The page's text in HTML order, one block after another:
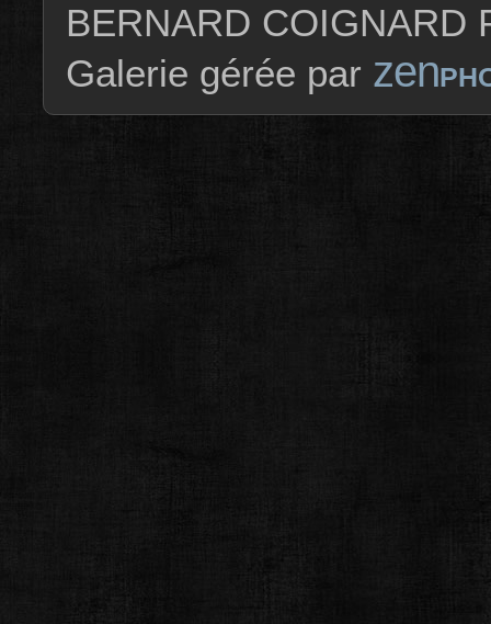
BERNARD COIGNARD
Galerie gérée par zen